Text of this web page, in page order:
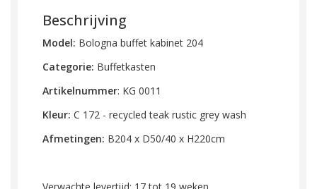
Beschrijving
Model: Bologna buffet kabinet 204
Categorie: Buffetkasten
Artikelnummer: KG 0011
Kleur: C 172 - recycled teak rustic grey wash
Afmetingen: B204 x D50/40 x H220cm
Verwachte levertijd: 17 tot 19 weken.